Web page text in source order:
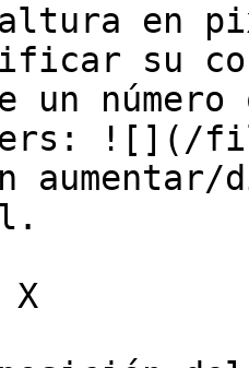
en
su
un
![](/
X